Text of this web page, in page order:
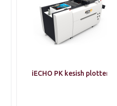
iECHO PK kesish plotteri